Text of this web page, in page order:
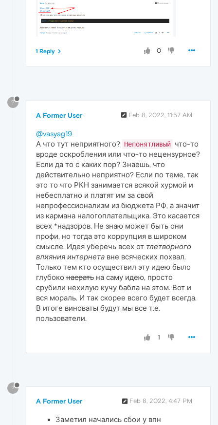
0
1 Reply
?
A Former User Feb 8, 2022, 11:57 AM
@vasyag19
А что тут неприятного? Непонятливый что-то
вроде оскробления или что-то нецензурное?
Если да то с каких пор? Знаешь, что
действительно неприятно? Если по теме, так
это то что РКН занимается всякой хурмой и
небесплатно и платят им за свой
непрофессионализм из бюджета РФ, а значит
из кармана налогоплательщика. Это касается
всех *надзоров. Не знаю может быть они
профи, но тогда это коррупция в широком
смысле. Идея уберечь всех от тлетворного
влияния интернета вне всяческих похвал.
Только тем кто осуществил эту идею было
глубоко насрать на саму идею, просто
срубили нехилую кучу бабла на этом. Вот и
вся мораль. И так скорее всего будет всегда.
В итоге виноваты будут мы все т.е.
пользователи.
1
?
A Former User Feb 8, 2022, 4:47 PM
Заметил начались сбои у впн